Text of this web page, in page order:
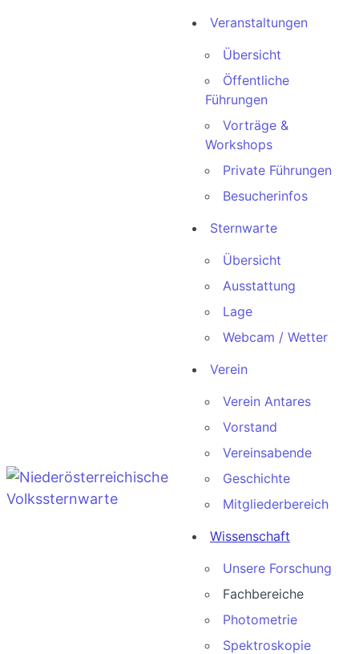
Veranstaltungen
Übersicht
Öffentliche
Führungen
Vorträge &
Workshops
Private Führungen
Besucherinfos
Sternwarte
Übersicht
Ausstattung
Lage
Webcam / Wetter
Verein
Verein Antares
Vorstand
Vereinsabende
Geschichte
Mitgliederbereich
Wissenschaft
Unsere Forschung
Fachbereiche
Photometrie
Spektroskopie